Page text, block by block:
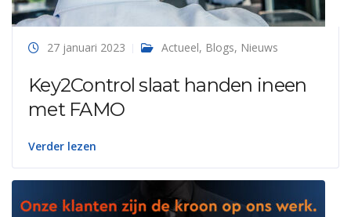
27 januari 2023 Actueel, Blogs, Nieuws
Key2Control slaat handen ineen
met FAMO
Verder lezen